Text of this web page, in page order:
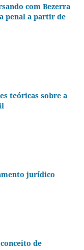
com Bezerra
penal a partir de
teóricas sobre a
jurídico
de